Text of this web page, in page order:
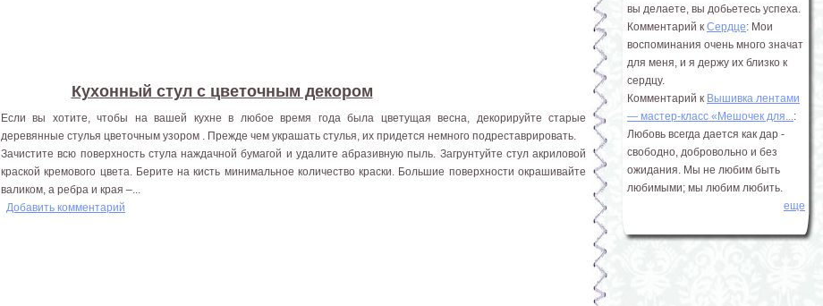
Кухонный стул с цветочным декором
Если вы хотите, чтобы на вашей кухне в любое время года была цветущая весна, декорируйте старые
деревянные стулья цветочным узором . Прежде чем украшать стулья, их придется немного подреставрировать.
Зачистите всю поверхность стула наждачной бумагой и удалите абразивную пыль. Загрунтуйте стул акриловой
краской кремового цвета. Берите на кисть минимальное количество краски. Большие поверхности окрашивайте
валиком, а ребра и края –...
Добавить комментарий
вы делаете, вы добьетесь успеха.
Комментарий к Сердце: Мои
воспоминания очень много значат
для меня, и я держу их близко к
сердцу.
Комментарий к Вышивка лентами
― мастер-класс «Мешочек для...:
Любовь всегда дается как дар -
свободно, добровольно и без
ожидания. Мы не любим быть
любимыми; мы любим любить.
еще